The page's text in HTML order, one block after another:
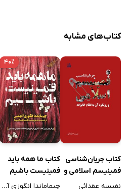
کتاب‌های مشابه
کتاب جریان‌شناسی
فمینیسم اسلامی و
رویکرد آن به نظام
نفیسه عقدائی
۴۰٪
کتاب ما همه باید
فمینیست باشیم
چیماماندا انگوزی آدیشی